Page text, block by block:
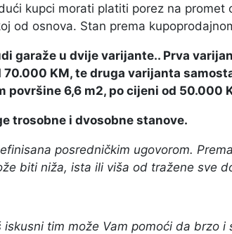
kupci morati platiti porez na
od osnova. Stan prema
garaže u dvije varijante.. Prva
70.000 KM, te druga varijanta
površine 6,6 m2, po cijeni od 50.000
trosobne i dvosobne stanove.
posredničkim ugovorom.
biti niža, ista ili viša od tražene sve
iskusni tim može Vam pomoći da brzo